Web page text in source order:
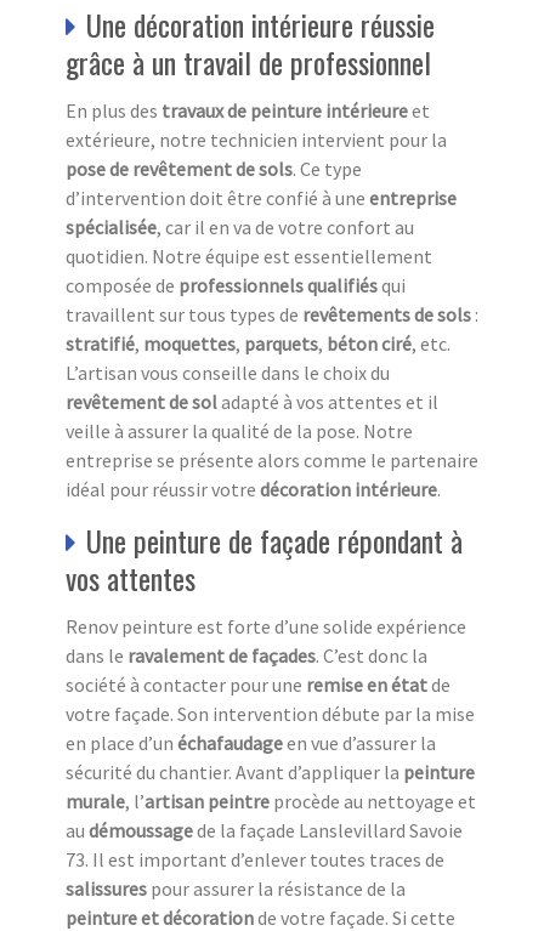
Une décoration intérieure réussie
grâce à un travail de professionnel
En plus des travaux de peinture intérieureet
extérieure, notre technicien intervient pour la
pose de revêtement de sols. Ce type
d’intervention doit être confié à une entreprise
spécialisée, car il en va de votre confort au
quotidien. Notre équipe est essentiellement
composée de professionnels qualifiésqui
travaillent sur tous types de revêtements de sols :
stratifié, moquettes, parquets, béton ciré, etc.
L’artisan vous conseille dans le choix du
revêtement de soladapté à vos attentes et il
veille à assurer la qualité de la pose. Notre
entreprise se présente alors comme le partenaire
idéal pour réussir votre décoration intérieure.
Une peinture de façade répondant à
vos attentes
Renov peinture est forte d’une solide expérience
dans le ravalement de façades. C’est donc la
société à contacter pour une remise en étatde
votre façade. Son intervention débute par la mise
en place d’un échafaudageen vue d’assurer la
sécurité du chantier. Avant d’appliquer la peinture
murale, l’artisan peintre procède au nettoyage et
au démoussagede la façade Lanslevillard Savoie
73. Il est important d’enlever toutes traces de
salissures pour assurer la résistance de la
peinture et décorationde votre façade. Si cette